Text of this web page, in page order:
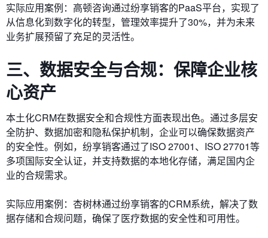
实际应用案例：高顿咨询通过纷享销客的PaaS平台，实现了
从信息化到数字化的转型，管理效率提升了30%，并为未来
业务扩展预留了充足的灵活性。
三、数据安全与合规：保障企业核
心资产
本土化CRM在数据安全和合规性方面表现出色。通过多层安
全防护、数据加密和隐私保护机制，企业可以确保数据资产
的安全性。例如，纷享销客通过了ISO 27001、ISO 27701等
多项国际安全认证，并支持数据的本地化存储，满足国内企
业的合规需求。
实际应用案例：杏树林通过纷享销客的CRM系统，解决了数
据存储和合规问题，确保了医疗数据的安全性和可用性。